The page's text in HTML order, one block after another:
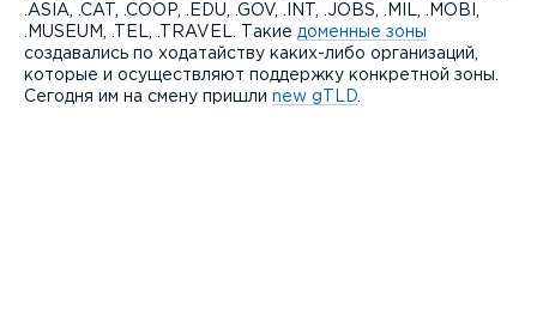
.ASIA, .CAT, .COOP, .EDU, .GOV, .INT, .JOBS, .MIL, .MOBI,
.MUSEUM, .TEL, .TRAVEL. Такие доменные зоны
создавались по ходатайству каких-либо организаций,
которые и осуществляют поддержку конкретной зоны.
Сегодня им на смену пришли new gTLD